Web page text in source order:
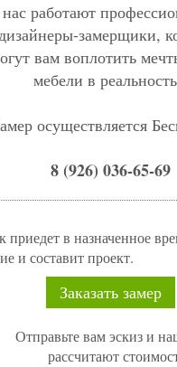
работают
замерщики,
вам воплотить
мебели в
осуществляется
8 (926) 036-65-69
приедет в назначенное
и составит проект.
Заказать замер
Отправьте вам эскиз и
рассчитают